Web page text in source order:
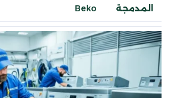
المدمجة Beko